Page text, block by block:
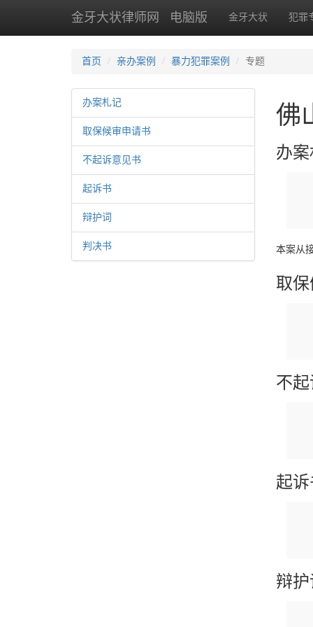
金牙大状律师网 电脑版 金牙大状 犯罪
首页 亲办案例 暴力犯罪案例 专题
办案札记
取保候审申请书
不起诉意见书
起诉书
辩护词
判决书
佛
办
本案从
取
不
起诉
辩护